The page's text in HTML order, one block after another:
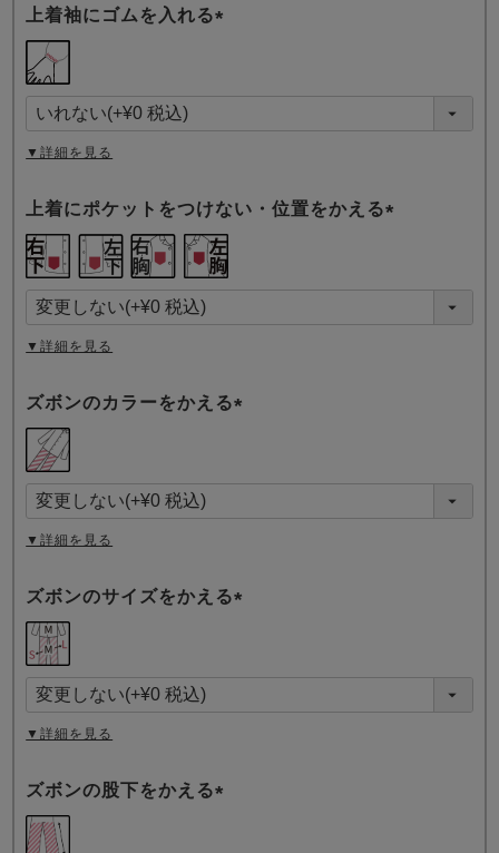
上着袖にゴムを入れる
須
)
▼詳細を見る
上着にポケットをつけない・位置をかえる
須
)
▼詳細を見る
ズボンのカラーをかえる
須
)
▼詳細を見る
ズボンのサイズをかえる
須
)
▼詳細を見る
ズボンの股下をかえる